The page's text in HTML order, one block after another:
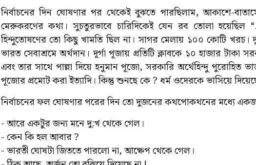
নির্বাচনের দিন ঘোষণার পর থেকেই বুঝতে পারছিলাম, আকাশে-
মেরুকরণের কথা। সুচতুরভাবে চারিদিকেই যেন রব তোলা
হিন্দুতোষণের তো কিছু খামতি ছিল না। সাগর মেলায় ১০০ কোটি খরচ।
ভারত সেবাশ্রমে অর্থদান। দূর্গা পূজায় প্রতিটি ক্লাবকে ১০ হাজার
এবং তার সাথে পাল্লা দিয়ে হনুমান পূজো, সরকারি অর্থেহিন্দু পুরোহিত
পূজোর প্রমোট করা ইত্যাদি। কিন্তু শুনছে কে ? ধর্ম ওদেরকে ভাসিয়ে
নির্বাচনের ফল ঘোষণার পরের দিন তো দুজনের কথপোকথনের মধ্যে
- আরে একটুর জন্য মনে দু:খ থেকে গেল।
- কেন কি হল আবার ?
- ভারতী ঘোষটা জিততে পারলো না, আক্ষেপ থেকে গেল।